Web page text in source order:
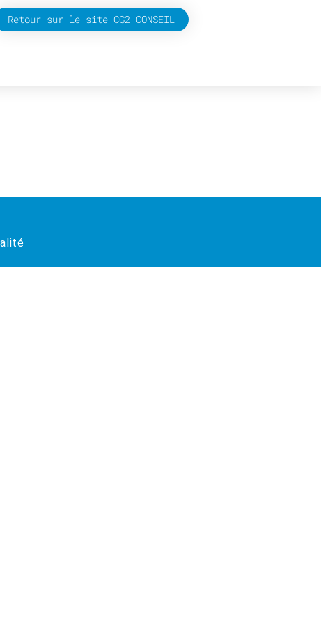
Retour sur le site CG2 CONSEIL